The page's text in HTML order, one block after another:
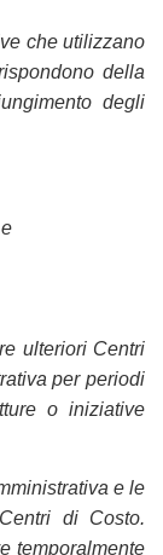
che utilizzano
della
degli
ulteriori Centri
per periodi
o iniziative
e le
di Costo.
temporalmente